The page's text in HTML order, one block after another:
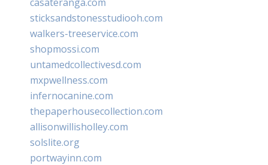
sticksandstonesstudiooh.com
walkers-treeservice.com
shopmossi.com
untamedcollectivesd.com
mxpwellness.com
infernocanine.com
thepaperhousecollection.com
allisonwillisholley.com
solslite.org
portwayinn.com